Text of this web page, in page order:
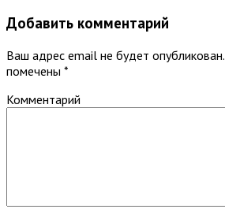
Добавить комментарий
Ваш адрес email не будет опубликован.
помечены *
Комментарий